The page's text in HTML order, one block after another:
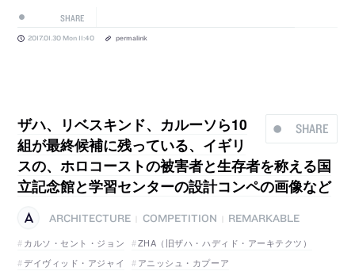
SHARE
2017.01.30 Mon 11:40 permalink
SHARE
ザハ、リベスキンド、カルーソら10
組が最終候補に残っている、イギリ
スの、ホロコーストの被害者と生存者を称える国
立記念館と学習センターの設計コンペの画像など
ARCHITECTURE COMPETITION
REMARKABLE
カルソ・セント・ジョン
ZHA（旧ザハ・ハディド・アーキテクツ）
デイヴィッド・アジャイ
アニッシュ・カプーア